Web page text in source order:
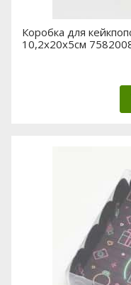
Коробка для
10,2х20х5см